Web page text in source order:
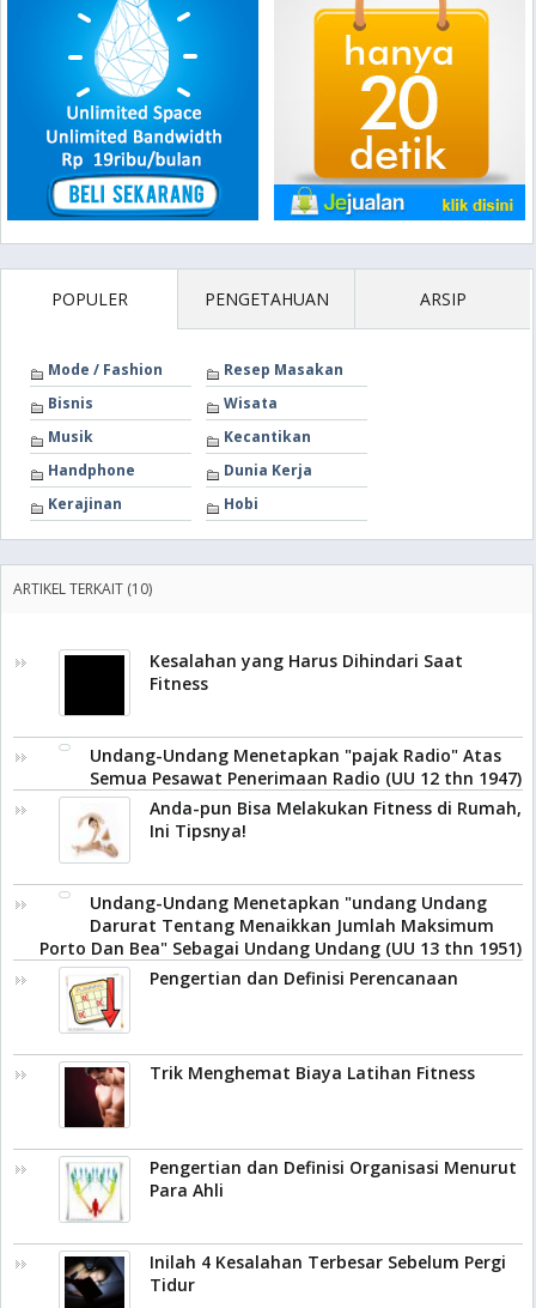
POPULER PENGETAHUAN ARSIP
Mode / Fashion
Resep Masakan
Bisnis
Wisata
Musik
Kecantikan
Handphone
Dunia Kerja
Kerajinan
Hobi
ARTIKEL TERKAIT (10)
Kesalahan yang Harus Dihindari Saat
Fitness
Undang-Undang Menetapkan "pajak Radio" Atas
Semua Pesawat Penerimaan Radio (UU 12 thn 1947)
Anda-pun Bisa Melakukan Fitness di Rumah,
Ini Tipsnya!
Undang-Undang Menetapkan "undang Undang
Darurat Tentang Menaikkan Jumlah Maksimum
Porto Dan Bea" Sebagai Undang Undang (UU 13 thn 1951)
Pengertian dan Definisi Perencanaan
Trik Menghemat Biaya Latihan Fitness
Pengertian dan Definisi Organisasi Menurut
Para Ahli
Inilah 4 Kesalahan Terbesar Sebelum Pergi
Tidur